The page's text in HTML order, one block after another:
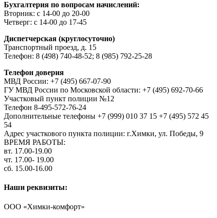
Бухгалтерия по вопросам начислений:
Вторник: с 14-00 до 20-00
Четверг: с 14-00 до 17-45
Диспетчерская (круглосуточно)
Транспортный проезд, д. 15
Телефон: 8 (498) 740-48-52; 8 (985) 792-25-28
Телефон доверия
МВД России: +7 (495) 667-07-90
ГУ МВД России по Московской области: +7 (495) 692-70-66
Участковый пункт полиции №12
Телефон 8-495-572-76-24
Дополнительные телефоны +7 (999) 010 37 15 +7 (495) 572 45
54
Адрес участкового пункта полиции: г.Химки, ул. Победы, 9
ВРЕМЯ РАБОТЫ:
вт. 17.00-19.00
чт. 17.00- 19.00
сб. 15.00-16.00
Наши реквизиты:
ООО «Химки-комфорт»